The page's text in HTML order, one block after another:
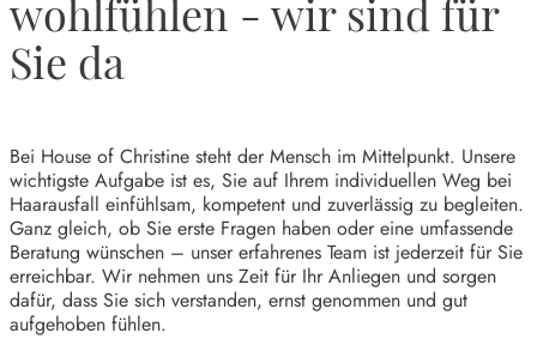
wohlfühlen - wir sind für
Sie da
Bei House of Christine steht der Mensch im Mittelpunkt. Unsere
wichtigste Aufgabe ist es, Sie auf Ihrem individuellen Weg bei
Haarausfall einfühlsam, kompetent und zuverlässig zu begleiten.
Ganz gleich, ob Sie erste Fragen haben oder eine umfassende
Beratung wünschen – unser erfahrenes Team ist jederzeit für Sie
erreichbar. Wir nehmen uns Zeit für Ihr Anliegen und sorgen
dafür, dass Sie sich verstanden, ernst genommen und gut
aufgehoben fühlen.